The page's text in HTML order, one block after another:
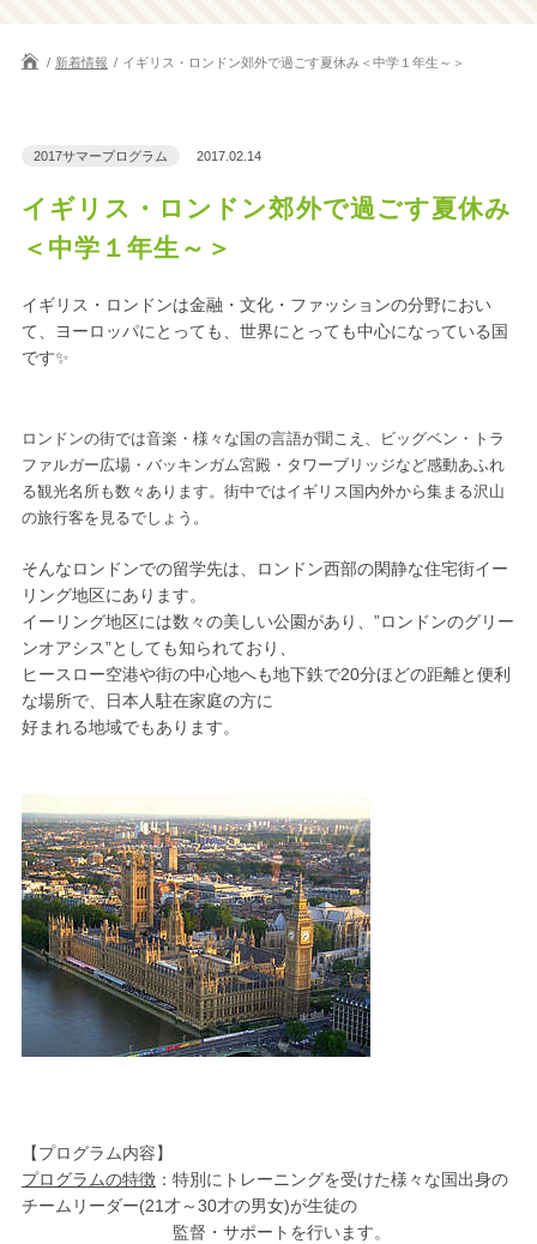
新着情報 イギリス・ロンドン郊外で過ごす夏休み＜中学１年生～＞
2017サマープログラム 2017.02.14
イギリス・ロンドン郊外で過ごす夏休み
＜中学１年生～＞
イギリス・ロンドンは金融・文化・ファッションの分野におい
て、ヨーロッパにとっても、世界にとっても中心になっている国
です✨
ロンドンの街では音楽・様々な国の言語が聞こえ、ビッグベン・トラ
ファルガー広場・バッキンガム宮殿・タワーブリッジなど感動あふれ
る観光名所も数々あります。街中ではイギリス国内外から集まる沢山
の旅行客を見るでしょう。
そんなロンドンでの留学先は、ロンドン西部の閑静な住宅街イー
リング地区にあります。
イーリング地区には数々の美しい公園があり、”ロンドンのグリー
ンオアシス”としても知られており、
ヒースロー空港や街の中心地へも地下鉄で20分ほどの距離と便利
な場所で、日本人駐在家庭の方に
好まれる地域でもあります。
【プログラム内容】
プログラムの特徴 ：特別にトレーニングを受けた様々な国出身の
チームリーダー(21才～30才の男女)が生徒の
監督・サポートを行います。